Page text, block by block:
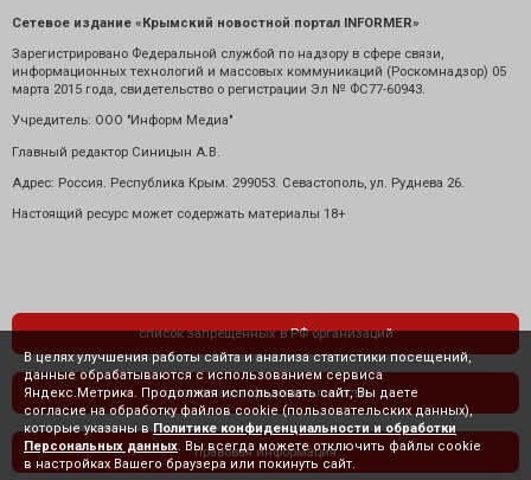
Сетевое издание «Крымский новостной портал INFORMER»
Зарегистрировано Федеральной службой по надзору в сфере связи,
информационных технологий и массовых коммуникаций (Роскомнадзор) 05
марта 2015 года, свидетельство о регистрации Эл № ФС77-60943.
Учредитель: ООО "Информ Медиа"
Главный редактор Синицын А.В.
Адрес: Россия. Республика Крым. 299053. Севастополь, ул. Руднева 26.
Настоящий ресурс может содержать материалы 18+
список запрещенных в РФ организаций
политика конфиденциальности
правовая информация
В целях улучшения работы сайта и анализа статистики посещений,
данные обрабатываются с использованием сервиса
Яндекс.Метрика. Продолжая использовать сайт, Вы даете
согласие на обработку файлов cookie (пользовательских данных),
которые указаны в Политике конфиденциальности и обработки
Персональных данных . Вы всегда можете отключить файлы cookie
в настройках Вашего браузера или покинуть сайт.